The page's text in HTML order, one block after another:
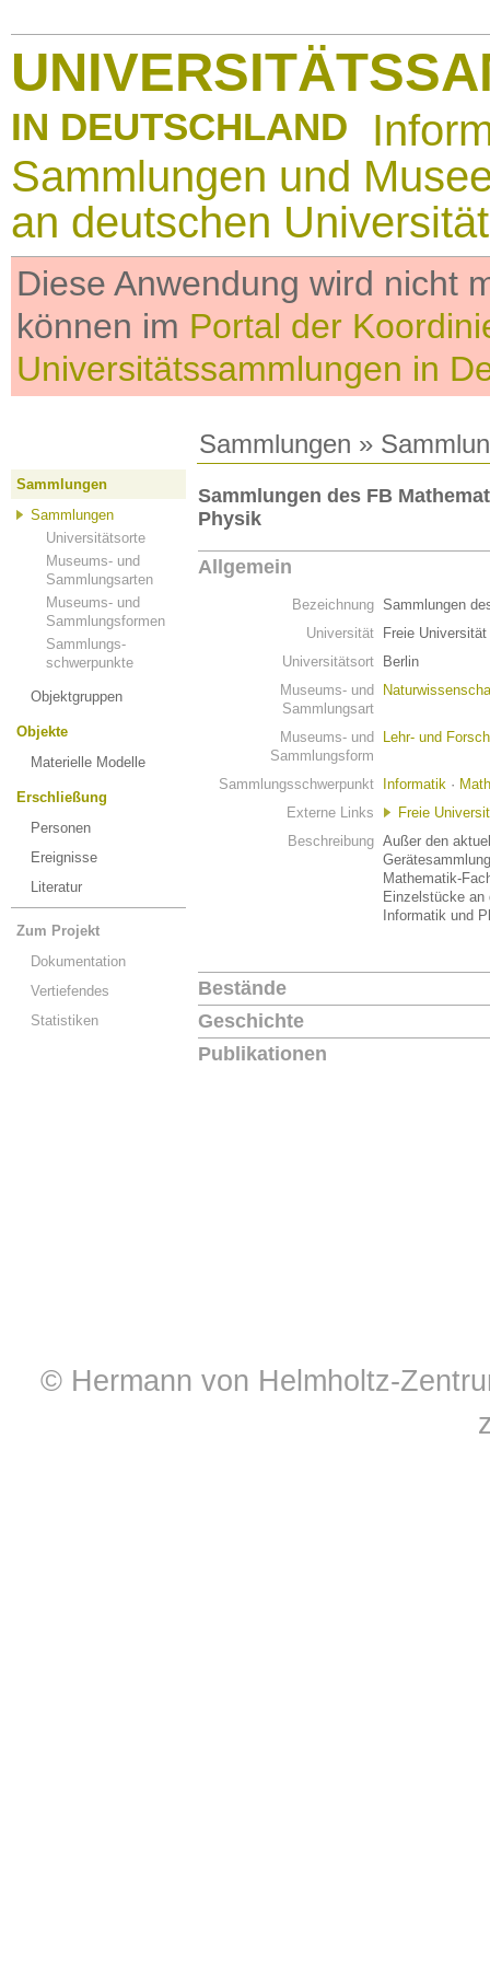
IN DEUTSCHLAND
Sammlungen und
an deutschen
Diese Anwendung wird nicht
können im Portal der
Universitätssammlungen in
Sammlungen »
Sammlungen
Sammlungen
Universitätsorte
Museums- und
Sammlungsarten
Museums- und
Sammlungsformen
Sammlungs-
schwerpunkte
Objektgruppen
Objekte
Materielle Modelle
Erschließung
Personen
Ereignisse
Literatur
Zum Projekt
Dokumentation
Vertiefendes
Statistiken
Sammlungen des FB
Physik
Allgemein
Bezeichnung Sammlungen
Universität
Freie
Universitätsort
Berlin
Museums- und
Sammlungsart
Museums- und
Sammlungsform
Lehr- und
Sammlungsschwerpunkt Informatik ·
Externe Links
Freie
Beschreibung Außer den
Mathematik-
Einzelstücke an
Informatik und
Bestände
Geschichte
Publikationen
© Hermann von Helmholtz-